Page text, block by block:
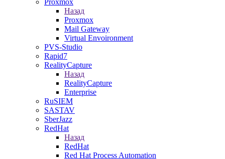
Proxmox
Назад
Proxmox
Mail Gateway
Virtual Envoironment
PVS-Studio
Rapid7
RealityCapture
Назад
RealityCapture
Enterprise
RuSIEM
SASTAV
SberJazz
RedHat
Назад
RedHat
Red Hat Process Automation